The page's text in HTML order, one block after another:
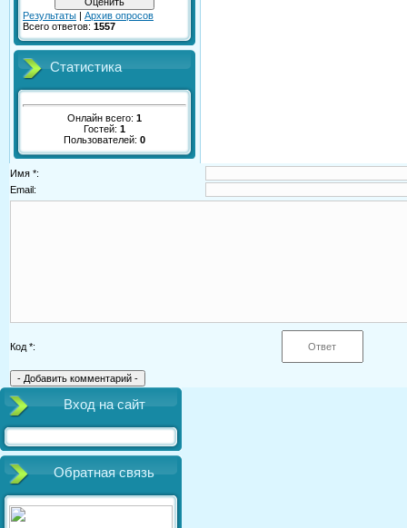
Результаты | Архив опросов
Всего ответов: 1557
Статистика
Онлайн всего: 1
Гостей: 1
Пользователей: 0
Имя *:
Email:
Код *:
Вход на сайт
Обратная связь